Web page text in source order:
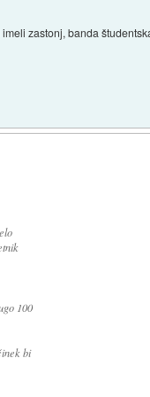
zastonj, banda
100
bi